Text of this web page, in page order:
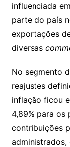
influenciada
parte do país
exportações
diversas
No segmento
reajustes
inflação ficou
4,89% para os
contribuições
administrados,